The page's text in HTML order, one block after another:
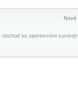
...obchod se sportovními
Nové